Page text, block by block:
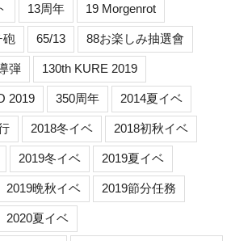
13周年 19 Morgenrot
砲 65/13 88お楽しみ抽選會
弾 130th KURE 2019
2019 350周年 2014夏イベ
2018冬イベ 2018初秋イベ
2019冬イベ 2019夏イベ
2019晩秋イベ 2019節分任務
2020夏イベ